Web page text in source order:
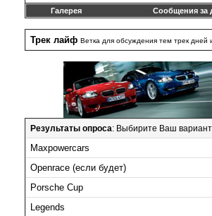
Галерея Сообщения за
Трек лайф Ветка для обсуждения тем трек дней
Результаты опроса: Выбирите Ваш вариант
Maxpowercars
Openrace (если будет)
Porsche Cup
Legends